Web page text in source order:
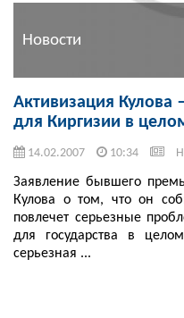
Новости
Активизация
для Киргизии в
14.02.2007 10:34
Заявление бывшего
Кулова о том, что он
повлечет серьезные
для государства в
серьезная ...